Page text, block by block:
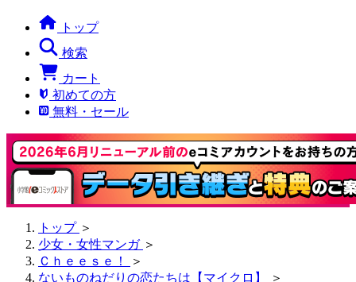
トップ
検索
カート
初めての方
無料・セール
トップ ＞
少女・女性マンガ ＞
Ｃｈｅｅｓｅ！
＞
ないものねだりの恋たちは【マイクロ】
＞